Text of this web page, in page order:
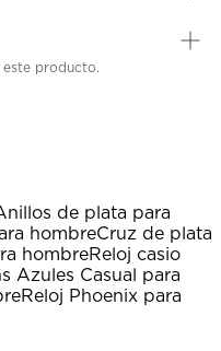
este producto.
de plata para
hombreCruz de plata
hombreReloj casio
Azules Casual para
Reloj Phoenix para